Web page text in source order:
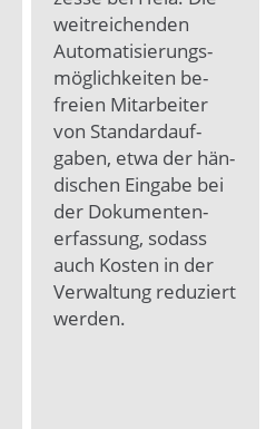
weit­reichen­den
Auto­mati­sierungs­
mög­lich­keiten be­
frei­en Mit­arbei­ter
von Stan­dard­auf­
gaben, etwa der hän­
dischen Ein­ga­be bei
der Doku­menten­
erfas­sung, sodass
auch Kosten in der
Ver­waltung redu­ziert
wer­den.